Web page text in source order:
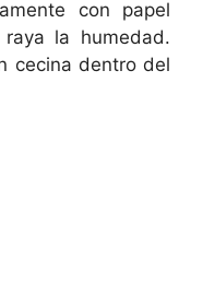
con papel
la humedad.
cecina dentro del